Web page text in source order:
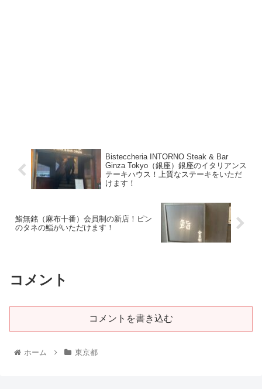
Bisteccheria INTORNO Steak & Bar
Ginza Tokyo（銀座）銀座のイタリアンス
テーキハウス！上質なステーキをいただ
けます！
鮨無銘（麻布十番）会員制の新店！ピン
のタネの鮨がいただけます！
コメント
コメントを書き込む
ホーム 東京都